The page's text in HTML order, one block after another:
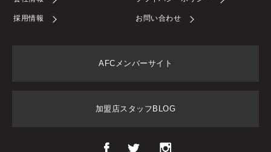
採用情報 お問い合わせ
AFCメンバーサイト
加盟店スタッフBLOG